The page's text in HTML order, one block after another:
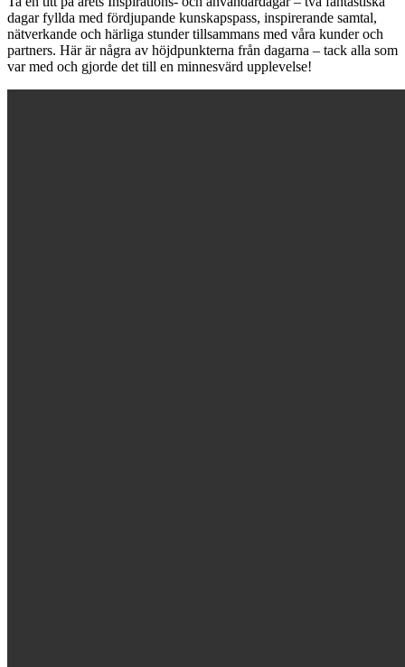
dagar fyllda med fördjupande kunskapspass, inspirerande samtal,
nätverkande och härliga stunder tillsammans med våra kunder och
partners. Här är några av höjdpunkterna från dagarna – tack alla som
var med och gjorde det till en minnesvärd upplevelse!